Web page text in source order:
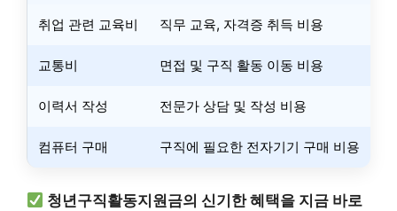
취업 관련 교육비 직무 교육, 자격증 취득 비용
교통비 면접 및 구직 활동 이동 비용
이력서 작성 전문가 상담 및 작성 비용
컴퓨터 구매 구직에 필요한 전자기기 구매 비용
청년구직활동지원금의 신기한 혜택을 지금 바로